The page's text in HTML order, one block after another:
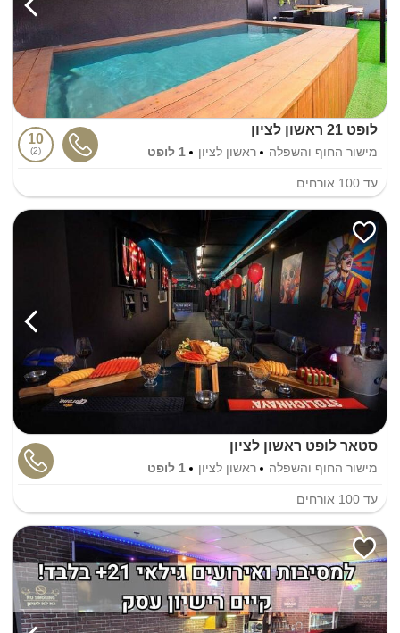
לופט 21 ראשון לציון
מישור החוף והשפלה ראשון לציון 1 לופט
10
2
עד 100 אורחים
סטאר לופט ראשון לציון
מישור החוף והשפלה ראשון לציון 1 לופט
עד 100 אורחים